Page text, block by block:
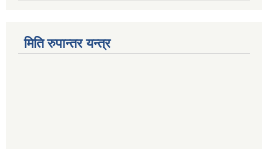
मिति रुपान्तर यन्त्र